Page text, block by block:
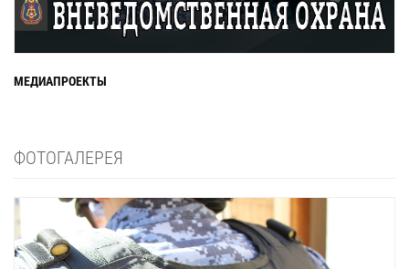
МЕДИАПРОЕКТЫ
ФОТОГАЛЕРЕЯ